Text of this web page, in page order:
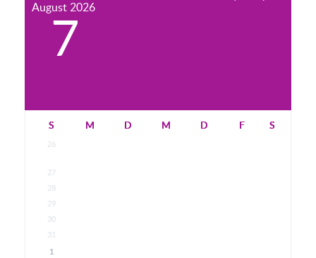
August 2026
7
S M D M D F S
26
27
28
29
30
31
1